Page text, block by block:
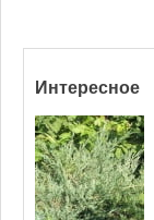
Интересное